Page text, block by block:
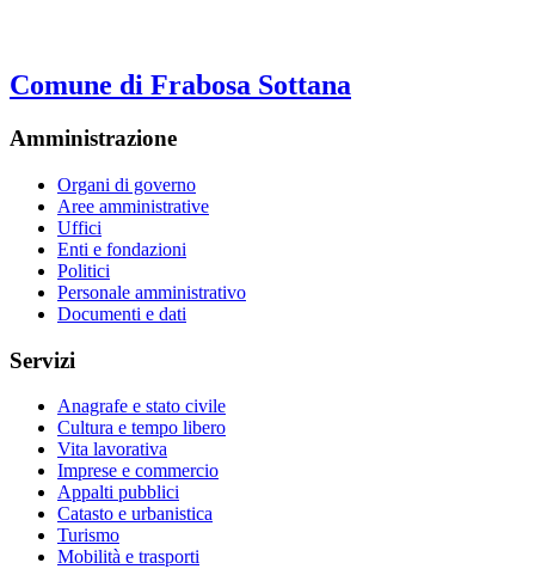
Comune di Frabosa Sottana
Amministrazione
Organi di governo
Aree amministrative
Uffici
Enti e fondazioni
Politici
Personale amministrativo
Documenti e dati
Servizi
Anagrafe e stato civile
Cultura e tempo libero
Vita lavorativa
Imprese e commercio
Appalti pubblici
Catasto e urbanistica
Turismo
Mobilità e trasporti